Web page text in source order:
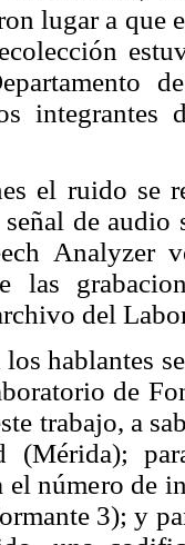
lugar a que
integrantes
el ruido se
de audio
Analyzer
las
del
hablantes
de
trabajo, a
(Mérida);
el número de
3); y